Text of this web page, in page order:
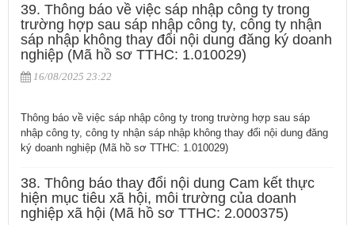
39. Thông báo về việc sáp nhập công ty trong
trường hợp sau sáp nhập công ty, công ty nhận
sáp nhập không thay đổi nội dung đăng ký doanh
nghiệp (Mã hồ sơ TTHC: 1.010029)
16/08/2025 23:22
Thông báo về việc sáp nhập công ty trong trường hợp sau sáp
nhập công ty, công ty nhận sáp nhập không thay đổi nội dung đăng
ký doanh nghiệp (Mã hồ sơ TTHC: 1.010029)
38. Thông báo thay đổi nội dung Cam kết thực
hiện mục tiêu xã hội, môi trường của doanh
nghiệp xã hội (Mã hồ sơ TTHC: 2.000375)